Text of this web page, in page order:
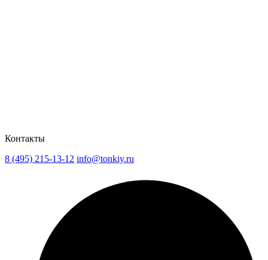
Контакты
8 (495) 215-13-12 info@tonkiy.ru